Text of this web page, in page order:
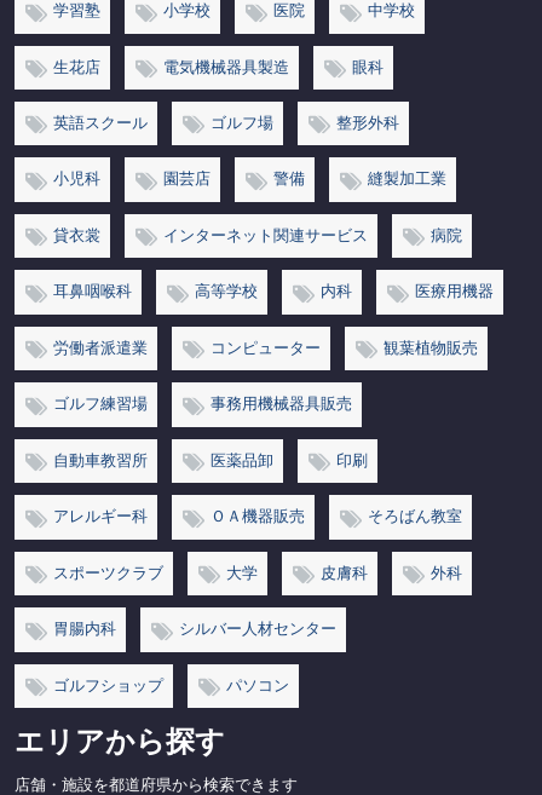
学習塾 小学校 医院 中学校
生花店 電気機械器具製造 眼科
英語スクール ゴルフ場 整形外科
小児科 園芸店 警備 縫製加工業
貸衣裳 インターネット関連サービス 病院
耳鼻咽喉科 高等学校 内科 医療用機器
労働者派遣業 コンピューター 観葉植物販売
ゴルフ練習場 事務用機械器具販売
自動車教習所 医薬品卸 印刷
アレルギー科 ＯＡ機器販売 そろばん教室
スポーツクラブ 大学 皮膚科 外科
胃腸内科 シルバー人材センター
ゴルフショップ パソコン
エリアから探す
店舗・施設を都道府県から検索できます